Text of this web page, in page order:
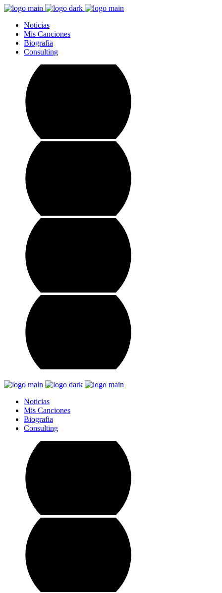
Noticias
Mis Canciones
Biografia
Consulting
Noticias
Mis Canciones
Biografia
Consulting